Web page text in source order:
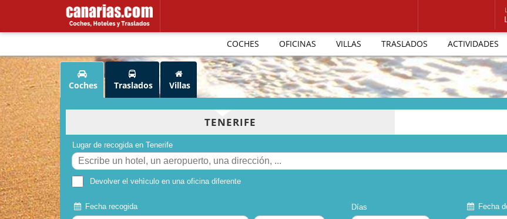
COCHES OFICINAS VILLAS TRASLADOS ACTIVIDADES
Coches Traslados Villas